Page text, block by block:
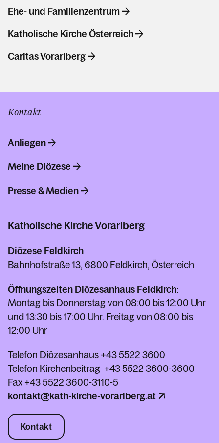
Ehe- und Familienzentrum
Katholische Kirche Österreich
Caritas Vorarlberg
Kontakt
Anliegen
Meine Diözese
Presse & Medien
Katholische Kirche Vorarlberg
Diözese Feldkirch
Bahnhofstraße 13, 6800 Feldkirch, Österreich
Öffnungszeiten Diözesanhaus Feldkirch:
Montag bis Donnerstag von 08:00 bis 12:00 Uhr
und 13:30 bis 17:00 Uhr. Freitag von 08:00 bis
12:00 Uhr
Telefon Diözesanhaus +43 5522 3600
Telefon Kirchenbeitrag +43 5522 3600-3600
Fax +43 5522 3600-3110-5
kontakt@kath-kirche-vorarlberg.at
Kontakt